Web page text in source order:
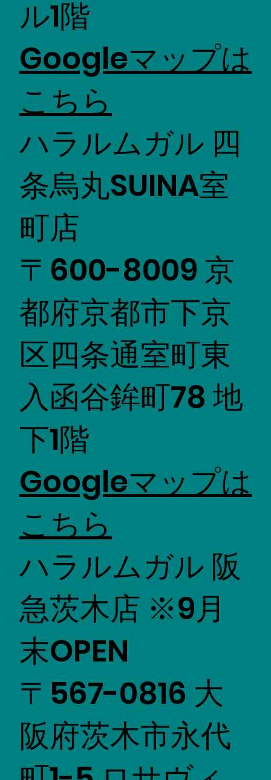
ル1階
Googleマップは
こちら
ハラルムガル 四
条烏丸SUINA室
町店
〒600-8009 京
都府京都市下京
区四条通室町東
入函谷鉾町78 地
下1階
​Googleマップは
こちら
ハラルムガル 阪
急茨木店 ※9月
末OPEN
〒567-0816 大
阪府茨木市永代